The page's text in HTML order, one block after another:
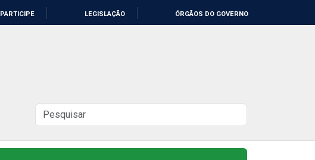
PARTICIPE LEGISLAÇÃO ÓRGÃOS DO GOVERNO
Buscar
no